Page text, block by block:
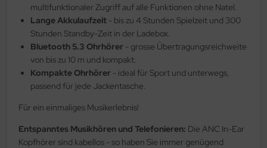
multifunktionaler Zugriff auf alle Funktionen ohne Natel.
Lange Akkulaufzeit - bis zu 4 Stunden Spielzeit und 300
Stunden Standby-Zeit in der Ladebox.
Bluetooth 5.3 Ohrhörer - grosse Übertragungsreichweite
von bis zu 10 m und kompakt.
Kompakte Ohrhörer - ideal für Sport und unterwegs,
passend für jede Jackentasche.
Für ein einmaliges Musikerlebnis!
Entspanntes Musikhören und Telefonieren: Die ANC In-Ear
Kopfhörer sind kabellos - so haben Sie immer genügend